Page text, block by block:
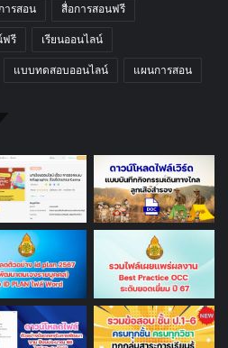
ารสอน สื่อการสอนฟรี
ฟรี เรียนออนไลน์
แบบทดสอบออนไลน์ แผนการสอน